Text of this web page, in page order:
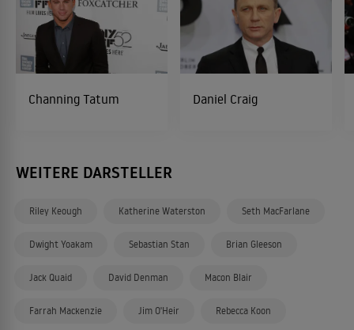
Channing Tatum Daniel Craig
WEITERE DARSTELLER
Riley Keough Katherine Waterston Seth MacFarlane
Dwight Yoakam Sebastian Stan Brian Gleeson
Jack Quaid David Denman Macon Blair
Farrah Mackenzie Jim O'Heir Rebecca Koon